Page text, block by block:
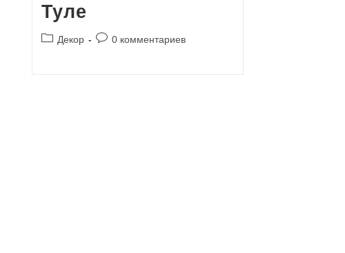
Туле
Рубрика
Декор
Комментарии
0 комментариев